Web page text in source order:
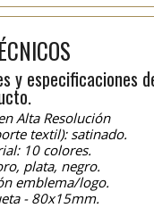
y especificaciones
Alta Resolución
textil): satinado.
10 colores.
plata, negro.
emblema/logo.
- 80x15mm.